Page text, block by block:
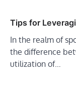
Tips for
In the realm of
the difference
utilization of…